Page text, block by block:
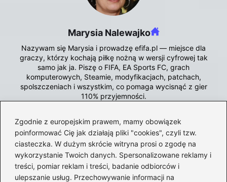
Zgodnie z europejskim prawem, mamy obowiązek
poinformować Cię jak działają pliki "cookies", czyli tzw.
ciasteczka. W dużym skrócie witryna prosi o zgodę na
wykorzystanie Twoich danych. Spersonalizowane reklamy i
treści, pomiar reklam i treści, badanie odbiorców i
ulepszanie usług. Przechowywanie informacji na
Marysia Nalewajko
Nazywam się Marysia i prowadzę efifa.pl — miejsce dla
graczy, którzy kochają piłkę nożną w wersji cyfrowej tak
samo jak ja. Piszę o FIFA, EA Sports FC, grach
komputerowych, Steamie, modyfikacjach, patchach,
spolszczeniach i wszystkim, co pomaga wycisnąć z gier
110% przyjemności.
premier, przez aktualizacje, aż po ukryte mechaniki, które
potrafią zmienić wynik meczu. Testuję mody, ulepszam
gameplay, szukam najlepszych ustawień i tworzę poradniki,
które naprawdę działają. Lubię grzebać w plikach gry,
odkrywać nowe możliwości i dzielić się trikami, które
ułatwiają życie graczom.